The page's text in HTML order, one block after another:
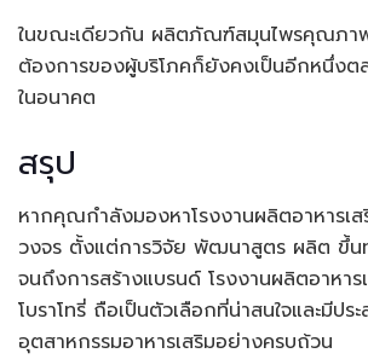
ในขณะเดียวกัน ผลิตภัณฑ์สมุนไพรคุณภา
ต้องการของผู้บริโภคก็ยังคงเป็นอีกหนึ่ง
ในอนาคต
สรุป
หากคุณกำลังมองหาโรงงานผลิตอาหารเส
วงจร ตั้งแต่การวิจัย พัฒนาสูตร ผลิต ขึ้น
จนถึงการสร้างแบรนด์ โรงงานผลิตอาหาร
โบราโทรี่ ถือเป็นตัวเลือกที่น่าสนใจและมีปร
อุตสาหกรรมอาหารเสริมอย่างครบถ้วน